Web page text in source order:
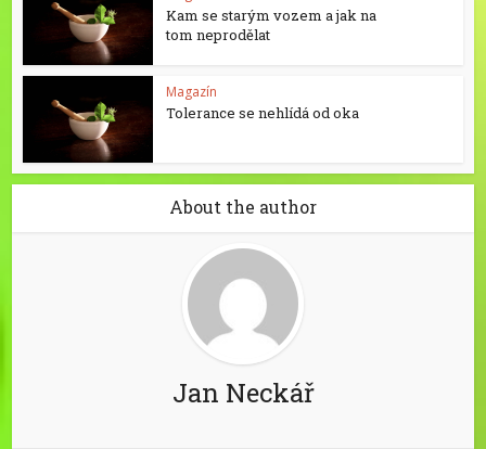
Kam se starým vozem a jak na
tom neprodělat
Magazín
Tolerance se nehlídá od oka
About the author
Jan Neckář